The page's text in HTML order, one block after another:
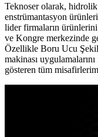
Teknoser olarak, hidrolik
enstrümantasyon
lider firmaların
ve Kongre merkezinde
Özellikle Boru Ucu
makinası
gösteren tüm